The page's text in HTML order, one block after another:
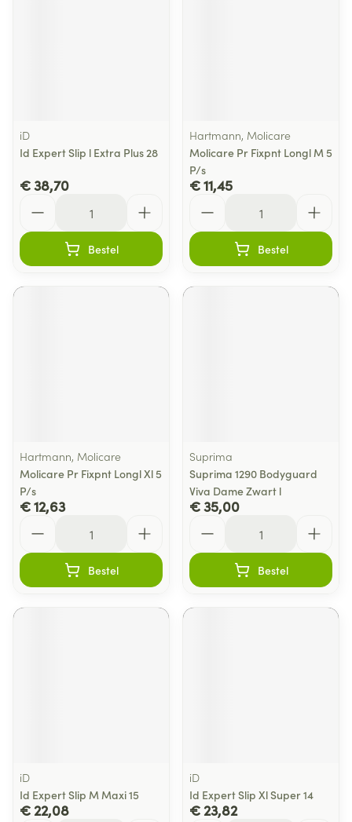
iD
Id Expert Slip l Extra Plus 28
€ 38,70
Bestel
Hartmann, Molicare
Molicare Pr Fixpnt Longl M 5
P/s
€ 11,45
Bestel
Hartmann, Molicare
Molicare Pr Fixpnt Longl Xl 5
P/s
€ 12,63
Bestel
Suprima
Suprima 1290 Bodyguard
Viva Dame Zwart l
€ 35,00
Bestel
iD
Id Expert Slip M Maxi 15
€ 22,08
iD
Id Expert Slip Xl Super 14
€ 23,82